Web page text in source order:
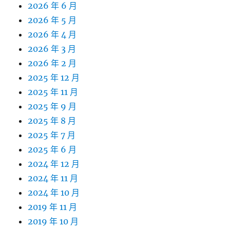
2026 年 6 月
2026 年 5 月
2026 年 4 月
2026 年 3 月
2026 年 2 月
2025 年 12 月
2025 年 11 月
2025 年 9 月
2025 年 8 月
2025 年 7 月
2025 年 6 月
2024 年 12 月
2024 年 11 月
2024 年 10 月
2019 年 11 月
2019 年 10 月